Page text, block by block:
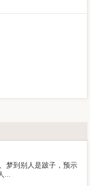
梦到别人是跛子，预示
...